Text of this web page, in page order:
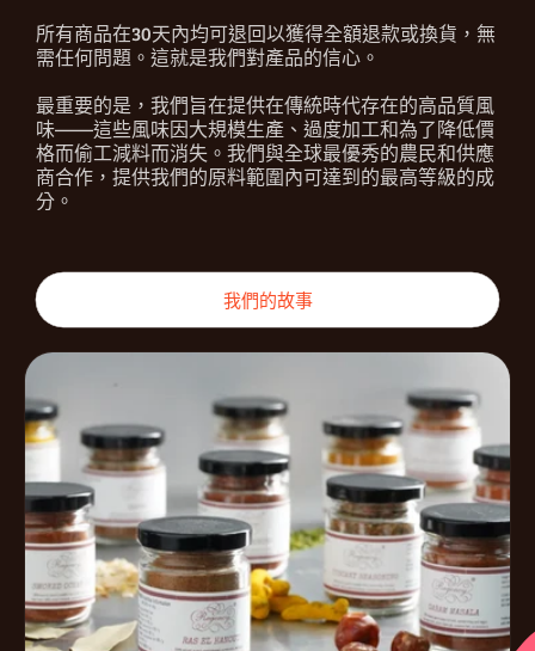
所有商品在30天內均可退回以獲得全額退款或換貨，無
需任何問題。這就是我們對產品的信心。
最重要的是，我們旨在提供在傳統時代存在的高品質風
味——這些風味因大規模生產、過度加工和為了降低價
格而偷工減料而消失。我們與全球最優秀的農民和供應
商合作，提供我們的原料範圍內可達到的最高等級的成
分。
我們的故事